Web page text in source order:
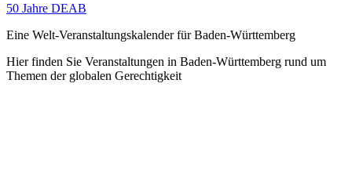
50 Jahre DEAB
Eine Welt-Veranstaltungskalender für Baden-Württemberg
Hier finden Sie Veranstaltungen in Baden-Württemberg rund um
Themen der globalen Gerechtigkeit